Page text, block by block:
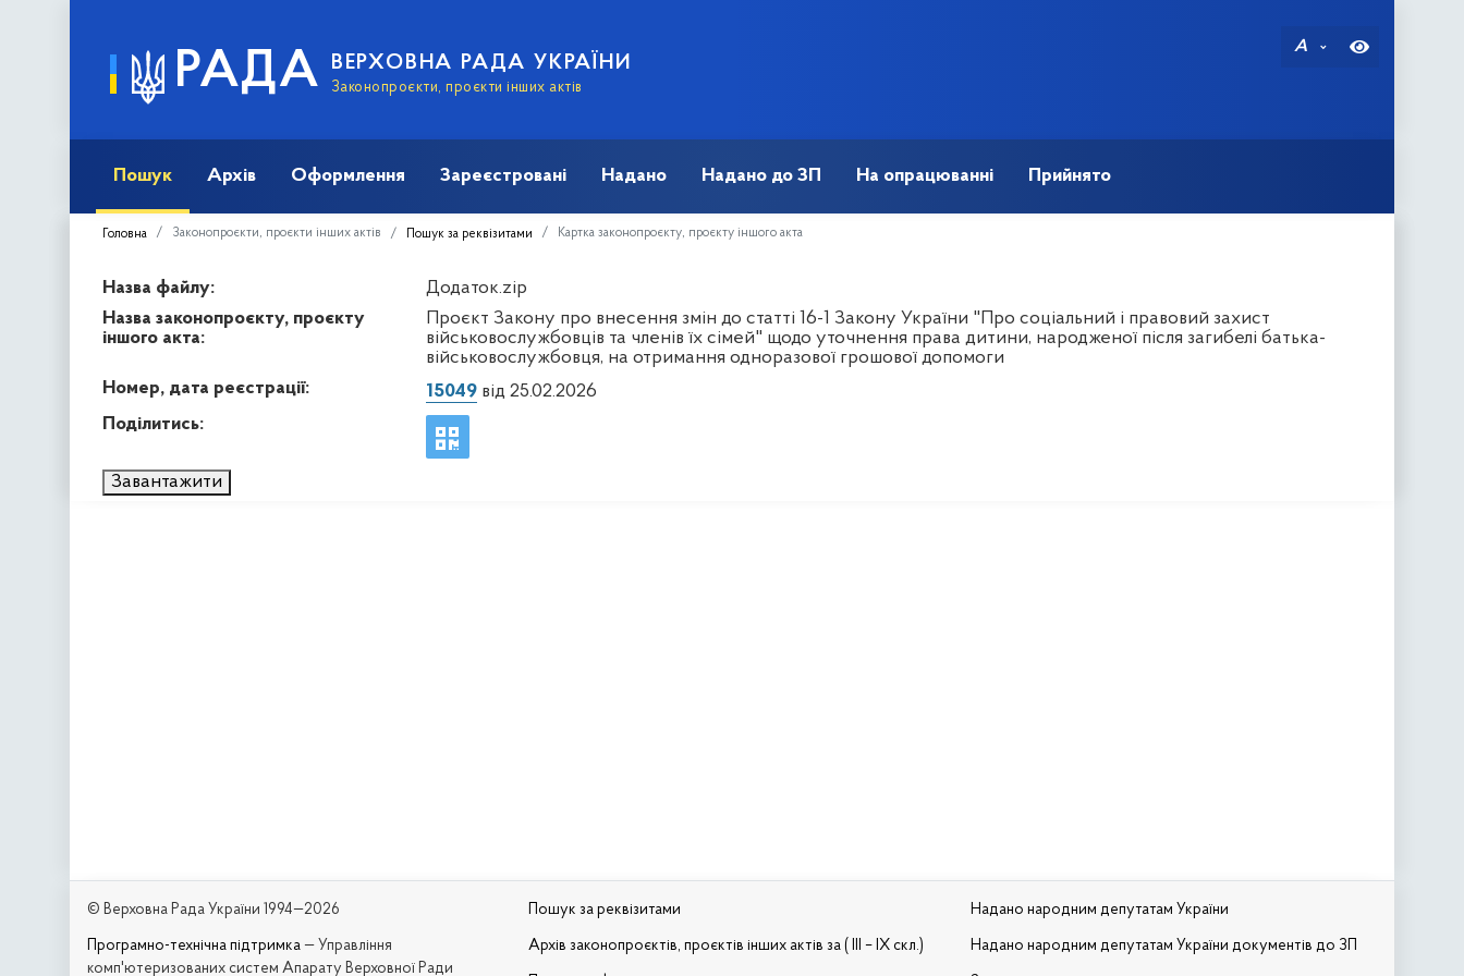
РАДА ВЕРХОВНА РАДА УКРАЇНИ
Законопроєкти, проєкти інших актів
A
Пошук Архів Оформлення Зареєстровані Надано Надано до ЗП На опрацюванні Прийнято
Головна Законопроєкти, проєкти інших актів Пошук за реквізитами Картка законопроєкту, проєкту іншого акта
Назва файлу:
Додаток.zip
Назва законопроєкту, проєкту
іншого акта:
Проєкт Закону про внесення змін до статті 16-1 Закону України "Про соціальний і правовий захист
військовослужбовців та членів їх сімей" щодо уточнення права дитини, народженої після загибелі батька-
військовослужбовця, на отримання одноразової грошової допомоги
Номер, дата реєстрації:
15049від 25.02.2026
Поділитись:
Завантажити
© Верховна Рада України 1994—2026
Програмно-технічна підтримка — Управління
комп'ютеризованих систем Апарату Верховної Ради
Пошук за реквізитами
Архів законопроєктів, проєктів інших актів за ( III – IX скл.)
Надано народним депутатам України
Надано народним депутатам України документів до ЗП